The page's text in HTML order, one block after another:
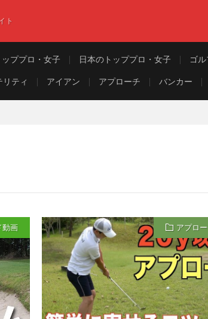
ト
ププロ・女子 日本のトッププロ・女子 ゴ
リティ アイアン アプローチ バンカー
動画 アプロ